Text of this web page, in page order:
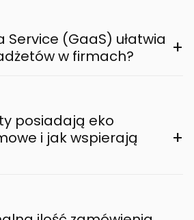
Service (GaaS) ułatwia
w firmach?
+
posiadają eko
i jak wspierają
+